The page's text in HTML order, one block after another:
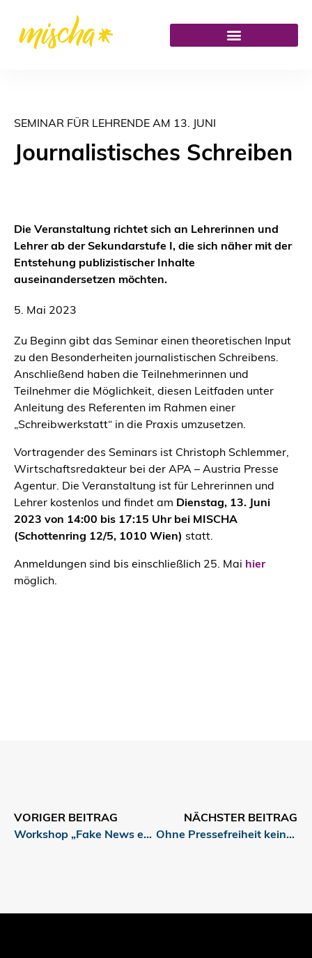
SEMINAR FÜR LEHRENDE AM 13. JUNI
Journalistisches Schreiben
Die Veranstaltung richtet sich an Lehrerinnen und
Lehrer ab der Sekundarstufe I, die sich näher mit der
Entstehung publizistischer Inhalte
auseinandersetzen möchten.
5. Mai 2023
Zu Beginn gibt das Seminar einen theoretischen Input
zu den Besonderheiten journalistischen Schreibens.
Anschließend haben die Teilnehmerinnen und
Teilnehmer die Möglichkeit, diesen Leitfaden unter
Anleitung des Referenten im Rahmen einer
„Schreibwerkstatt“ in die Praxis umzusetzen.
Vortragender des Seminars ist Christoph Schlemmer,
Wirtschaftsredakteur bei der APA – Austria Presse
Agentur. Die Veranstaltung ist für Lehrerinnen und
Lehrer kostenlos und findet am Dienstag, 13. Juni
2023 von 14:00 bis 17:15 Uhr bei MISCHA
(Schottenring 12/5, 1010 Wien) statt.
Anmeldungen sind bis einschließlich 25. Mai hier
möglich.
VORIGER BEITRAG
Workshop „Fake News erkennen“
NÄCHSTER BEITRAG
Ohne Pressefreiheit keine Demokratie